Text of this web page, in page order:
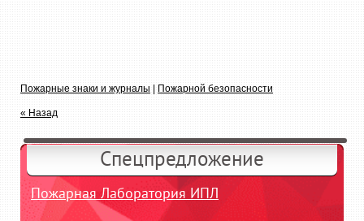
Пожарные знаки и журналы | Пожарной безопасности
« Назад
Спецпредложение
Пожарная Лаборатория ИПЛ